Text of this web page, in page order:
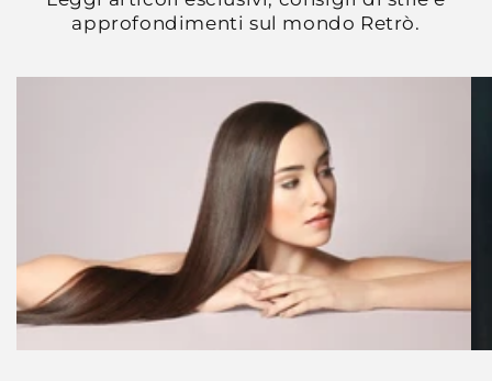
approfondimenti sul mondo Retrò.